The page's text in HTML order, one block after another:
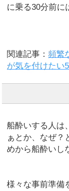
に乗る30分前に
関連記事：頻繁
が気を付けたい
船酔いする人は
ぁとか、なぜ？
めから船酔いし
様々な事前準備